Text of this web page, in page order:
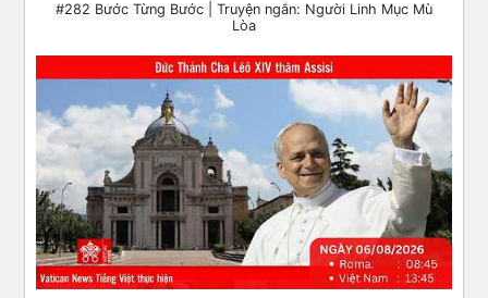
#282 Bước Từng Bước | Truyện ngắn: Người Linh Mục Mù
Lòa